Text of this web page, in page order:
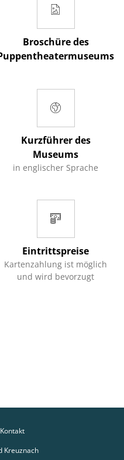
Broschüre des
Kurzführer des
Museums
in englischer Sprache
Eintrittspreise
Kartenzahlung ist möglich
und wird bevorzugt
Kreuznach